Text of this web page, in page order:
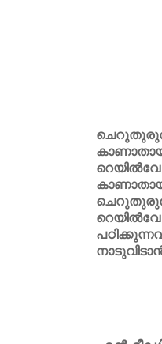
റെയിൽവേ